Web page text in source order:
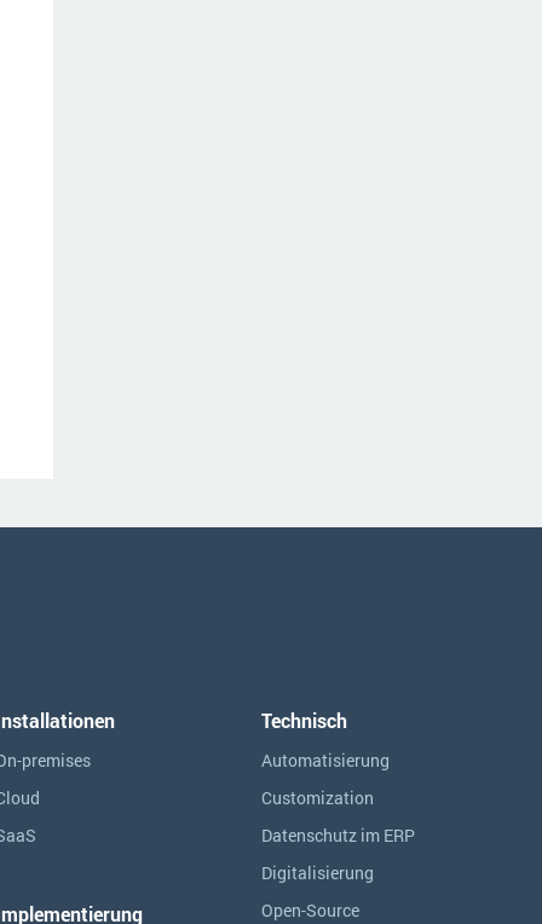
premises
Technisch
Automatisierung
Customization
Datenschutz im ERP
Digitalisierung
Open-Source